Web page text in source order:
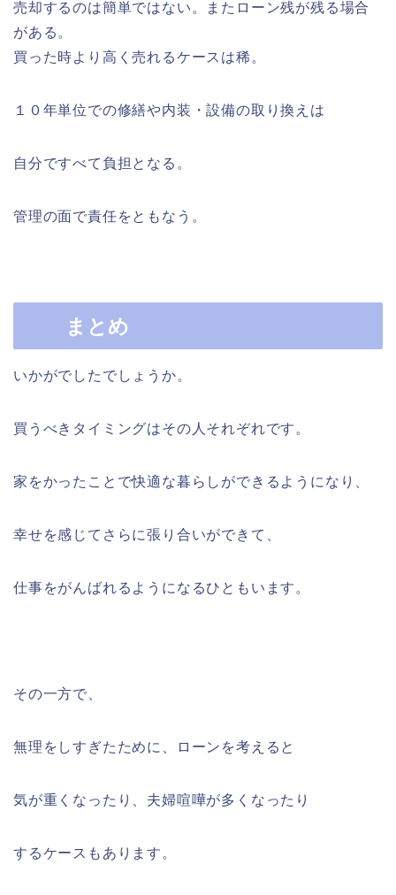
売却するのは簡単ではない。またローン残が残る場合
がある。
買った時より高く売れるケースは稀。
１０年単位での修繕や内装・設備の取り換えは
自分ですべて負担となる。
管理の面で責任をともなう。
まとめ
いかがでしたでしょうか。
買うべきタイミングはその人それぞれです。
家をかったことで快適な暮らしができるようになり、
幸せを感じてさらに張り合いができて、
仕事をがんばれるようになるひともいます。
その一方で、
無理をしすぎたために、ローンを考えると
気が重くなったり、夫婦喧嘩が多くなったり
するケースもあります。